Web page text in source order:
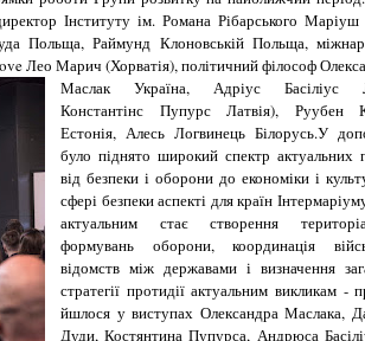
Інституту ім. Романа Рібарського
Польща, Раймунд Клоновській Польща,
Лео Марич (Хорватія), політичний філософ
Маслак Україна, Адріус Басіліус
Константінс Пупурс Латвія), Руубен
Естонія, Алесь Логвинець Білорусь.У
було піднято широкий спектр актуальних
від безпеки і оборони до економіки і
сфері безпеки аспекті для країн
актуальним стає створення
формувань оборони, координація
відомств між державами і визначення
стратегії протидії актуальним викликам -
йшлося у виступах Олександра Маслака,
Дуди, Костянтина Пупурса, Андрюса